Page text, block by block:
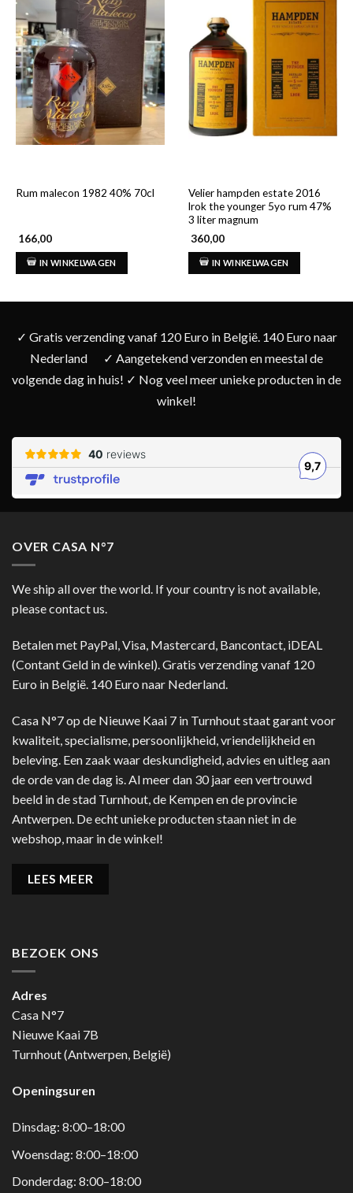
Rum malecon 1982 40% 70cl
166,00
IN WINKELWAGEN
Velier hampden estate 2016
lrok the younger 5yo rum 47%
3 liter magnum
360,00
IN WINKELWAGEN
✓ Gratis verzending vanaf 120 Euro in België. 140 Euro naar
Nederland
✓ Aangetekend verzonden en meestal de
volgende dag in huis! ✓ Nog veel meer unieke producten in de
winkel!
OVER CASA N°7
We ship all over the world. If your country is not available,
please contact us.
Betalen met PayPal, Visa, Mastercard, Bancontact, iDEAL
(Contant Geld in de winkel). Gratis verzending vanaf 120
Euro in België. 140 Euro naar Nederland.
Casa N°7 op de Nieuwe Kaai 7 in Turnhout staat garant voor
kwaliteit, specialisme, persoonlijkheid, vriendelijkheid en
beleving. Een zaak waar deskundigheid, advies en uitleg aan
de orde van de dag is. Al meer dan 30 jaar een vertrouwd
beeld in de stad Turnhout, de Kempen en de provincie
Antwerpen. De echt unieke producten staan niet in de
webshop, maar in de winkel!
LEES MEER
BEZOEK ONS
Adres
Casa N°7
Nieuwe Kaai 7B
Turnhout (Antwerpen, België)
Openingsuren
Dinsdag: 8:00–18:00
Woensdag: 8:00–18:00
Donderdag: 8:00–18:00